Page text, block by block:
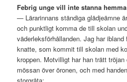
Febrig unge vill inte stanna hemma
— Lärarinnans ständiga glädjeämne
och punktligt komma de till skolan
väderleksförhållanden. Jag har
knatte, som kommit till skolan med
kroppen. Motvilligt har han trätt
mössan över öronen, och med